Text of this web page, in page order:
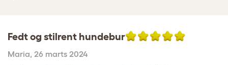
Fedt og stilrent hundebur
Maria, 26 marts 2024